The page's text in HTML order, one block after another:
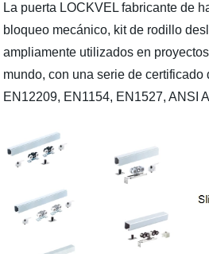
La puerta LOCKVEL fabricante de
bloqueo mecánico, kit de rodillo
ampliamente utilizados en
mundo, con una serie de certificado
EN12209, EN1154, EN1527, ANSI